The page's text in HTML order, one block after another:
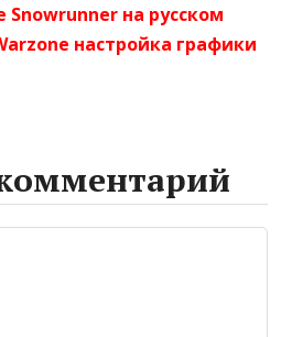
на русском
настройка графики